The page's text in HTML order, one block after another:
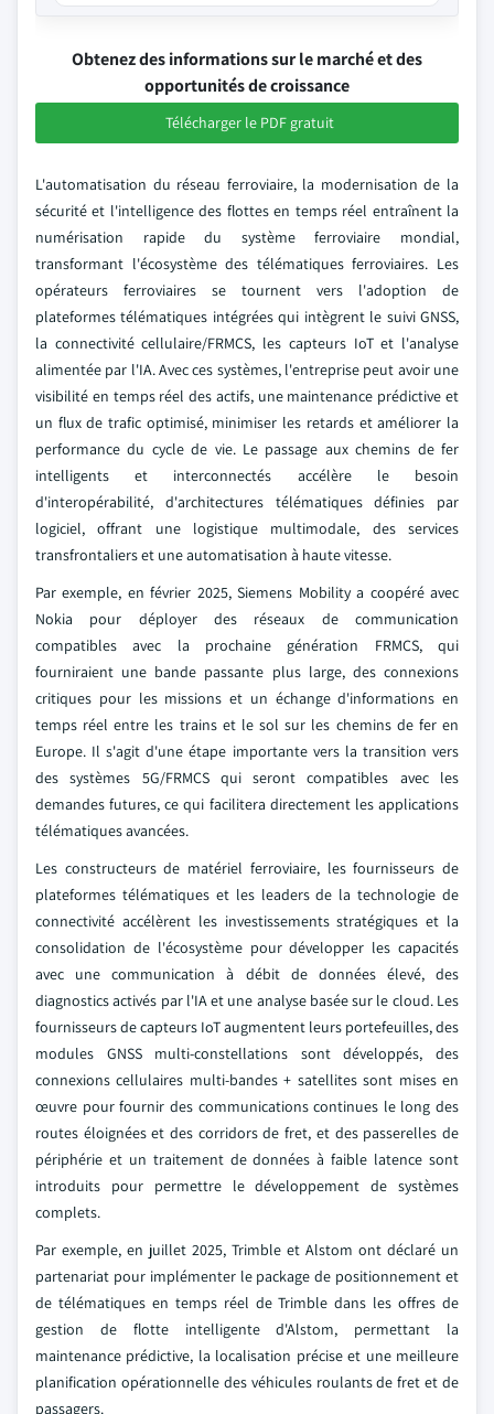
Obtenez des informations sur le marché et des
opportunités de croissance
Télécharger le PDF gratuit
L'automatisation du réseau ferroviaire, la modernisation de la
sécurité et l'intelligence des flottes en temps réel entraînent la
numérisation rapide du système ferroviaire mondial,
transformant l'écosystème des télématiques ferroviaires. Les
opérateurs ferroviaires se tournent vers l'adoption de
plateformes télématiques intégrées qui intègrent le suivi GNSS,
la connectivité cellulaire/FRMCS, les capteurs IoT et l'analyse
alimentée par l'IA. Avec ces systèmes, l'entreprise peut avoir une
visibilité en temps réel des actifs, une maintenance prédictive et
un flux de trafic optimisé, minimiser les retards et améliorer la
performance du cycle de vie. Le passage aux chemins de fer
intelligents et interconnectés accélère le besoin
d'interopérabilité, d'architectures télématiques définies par
logiciel, offrant une logistique multimodale, des services
transfrontaliers et une automatisation à haute vitesse.
Par exemple, en février 2025, Siemens Mobility a coopéré avec
Nokia pour déployer des réseaux de communication
compatibles avec la prochaine génération FRMCS, qui
fourniraient une bande passante plus large, des connexions
critiques pour les missions et un échange d'informations en
temps réel entre les trains et le sol sur les chemins de fer en
Europe. Il s'agit d'une étape importante vers la transition vers
des systèmes 5G/FRMCS qui seront compatibles avec les
demandes futures, ce qui facilitera directement les applications
télématiques avancées.
Les constructeurs de matériel ferroviaire, les fournisseurs de
plateformes télématiques et les leaders de la technologie de
connectivité accélèrent les investissements stratégiques et la
consolidation de l'écosystème pour développer les capacités
avec une communication à débit de données élevé, des
diagnostics activés par l'IA et une analyse basée sur le cloud. Les
fournisseurs de capteurs IoT augmentent leurs portefeuilles, des
modules GNSS multi-constellations sont développés, des
connexions cellulaires multi-bandes + satellites sont mises en
œuvre pour fournir des communications continues le long des
routes éloignées et des corridors de fret, et des passerelles de
périphérie et un traitement de données à faible latence sont
introduits pour permettre le développement de systèmes
complets.
Par exemple, en juillet 2025, Trimble et Alstom ont déclaré un
partenariat pour implémenter le package de positionnement et
de télématiques en temps réel de Trimble dans les offres de
gestion de flotte intelligente d'Alstom, permettant la
maintenance prédictive, la localisation précise et une meilleure
planification opérationnelle des véhicules roulants de fret et de
passagers.